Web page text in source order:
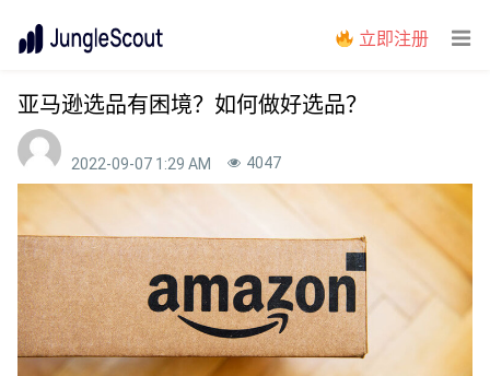
立即注册
亚马逊选品有困境？如何做好选品？
2022-09-07 1:29 AM 4047